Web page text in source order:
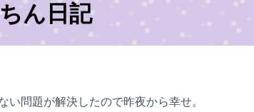
ん日記
問題が解決したので昨夜から幸せ。